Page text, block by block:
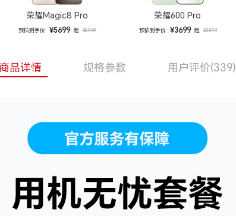
荣耀Magic8 Pro
预估到手价 ¥5699 起 ¥5999
荣耀600 Pro
预估到手价 ¥3699 起 ¥3899
商品详情 规格参数 用户评价(339)